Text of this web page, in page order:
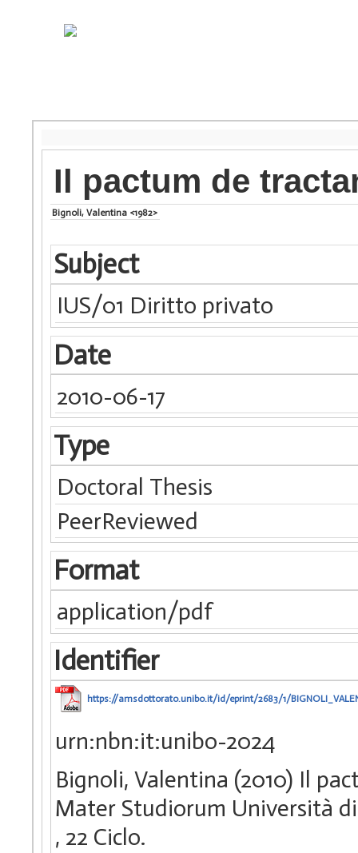
Il pactum de
Bignoli, Valentina <1982>
Subject
IUS/01 Diritto privato
Date
2010-06-17
Type
Doctoral Thesis
PeerReviewed
Format
application/pdf
Identifier
https://amsdottorato.unibo.it/id/eprint/2683/1/
urn:nbn:it:unibo-2024
Bignoli, Valentina (2010) Il
Mater Studiorum Università
, 22 Ciclo.